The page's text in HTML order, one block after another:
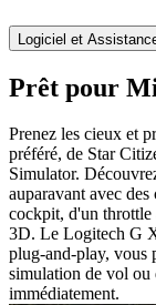
Logiciel et
Prêt pour
Prenez les cieux et
préféré, de Star
Simulator.
auparavant avec
cockpit, d'un throttle
3D. Le Logitech G
plug-and-play, vous
simulation de vol ou
immédiatement.